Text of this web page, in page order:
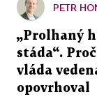
PETR
„Prolhaný
stáda“.
vláda
opovrhoval